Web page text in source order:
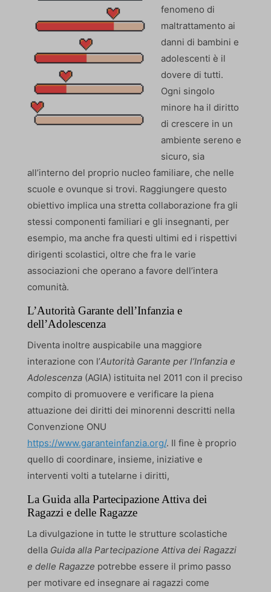
fenomeno di
maltrattamento ai
danni di bambini e
adolescenti è il
dovere di tutti.
Ogni singolo
minore ha il diritto
di crescere in un
ambiente sereno e
sicuro, sia
all’interno del proprio nucleo familiare, che nelle
scuole e ovunque si trovi. Raggiungere questo
obiettivo implica una stretta collaborazione fra gli
stessi componenti familiari e gli insegnanti, per
esempio, ma anche fra questi ultimi ed i rispettivi
dirigenti scolastici, oltre che fra le varie
associazioni che operano a favore dell’intera
comunità.
L’Autorità Garante dell’Infanzia e
dell’Adolescenza
Diventa inoltre auspicabile una maggiore
interazione con l’Autorità Garante per l’Infanzia e
Adolescenza(AGIA) istituita nel 2011 con il preciso
compito di promuovere e verificare la piena
attuazione dei diritti dei minorenni descritti nella
Convenzione ONU
https://www.garanteinfanzia.org/. Il fine è proprio
quello di coordinare, insieme, iniziative e
interventi volti a tutelarne i diritti,
La Guida alla Partecipazione Attiva dei
Ragazzi e delle Ragazze
La divulgazione in tutte le strutture scolastiche
della Guida alla Partecipazione Attiva dei Ragazzi
e delle Ragazze potrebbe essere il primo passo
per motivare ed insegnare ai ragazzi come